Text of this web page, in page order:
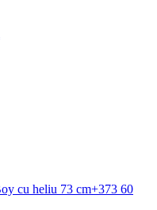
+373 60